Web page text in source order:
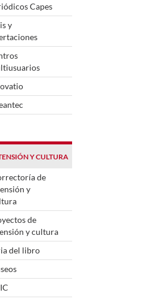
Capes
y
Y CULTURA
de
y
de
y cultura
del libro